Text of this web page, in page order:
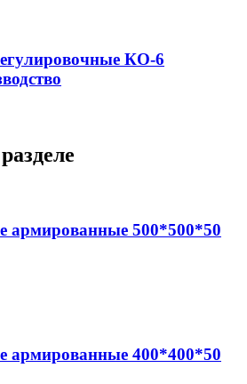
КО-6
армированные 500*500*50
армированные 400*400*50